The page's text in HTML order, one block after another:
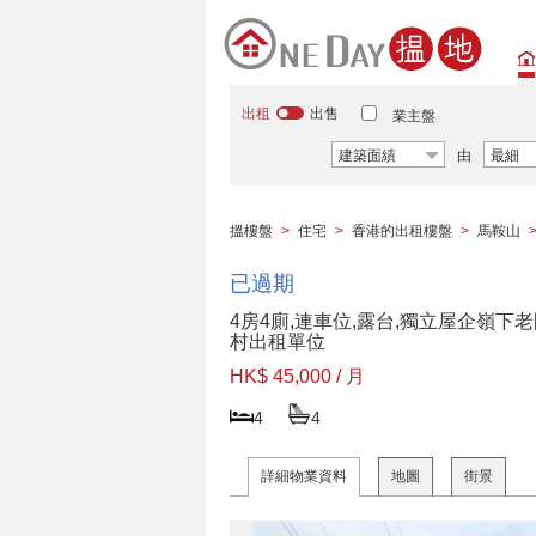
出租 出售 業主盤
建築面績 由 最細
搵樓盤 > 住宅 > 香港的出租樓盤 > 馬鞍山 >
已過期
4房4廁,連車位,露台,獨立屋企嶺下
村出租單位
HK$ 45,000 / 月
4 4
詳細物業資料 地圖 街景